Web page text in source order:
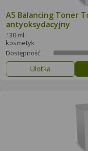
A5 Balancing Toner
antyoksydacyjny
130 ml
kosmetyk
Dostępność
Ulotka